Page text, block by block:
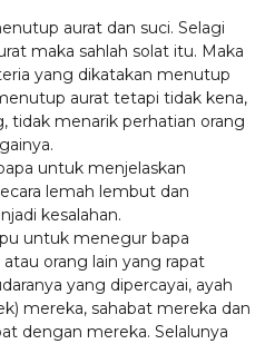
aurat dan suci. Selagi
maka sahlah solat itu. Maka
yang dikatakan menutup
aurat tetapi tidak kena,
tidak menarik perhatian orang
untuk menjelaskan
lemah lembut dan
kesalahan.
untuk menegur bapa
orang lain yang rapat
yang dipercayai, ayah
mereka, sahabat mereka dan
dengan mereka. Selalunya